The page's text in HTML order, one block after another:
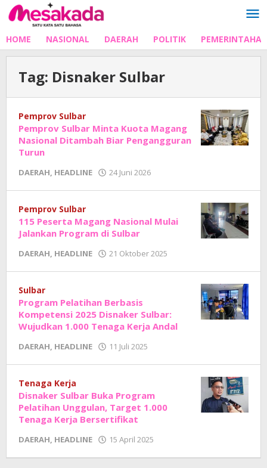
Lewati
ke
HOME NASIONAL DAERAH POLITIK
Tag: Disnaker Sulbar
Pemprov Sulbar
Pemprov Sulbar Minta Kuota Magang
Nasional Ditambah Biar Pengangguran
Turun
DAERAH, HEADLINE 24 Juni 2026
Junaedi
Pemprov Sulbar
115 Peserta Magang Nasional Mulai
Jalankan Program di Sulbar
DAERAH, HEADLINE 21 Oktober 2025
Junaedi
Sulbar
Program Pelatihan Berbasis
Kompetensi 2025 Disnaker Sulbar:
Wujudkan 1.000 Tenaga Kerja Andal
DAERAH, HEADLINE 11 Juli 2025
Junaedi
Tenaga Kerja
Disnaker Sulbar Buka Program
Pelatihan Unggulan, Target 1.000
Tenaga Kerja Bersertifikat
DAERAH, HEADLINE 15 April 2025
Junaedi